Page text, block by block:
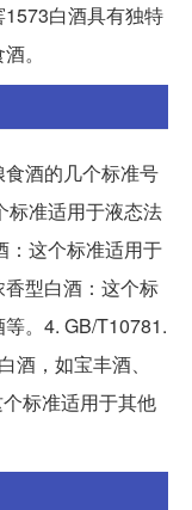
白酒具有独特
。
酒的几个标准号
标准适用于液态法
：这个标准适用于
型白酒：这个标
。4. GB/T10781.
，如宝丰酒、
标准适用于其他